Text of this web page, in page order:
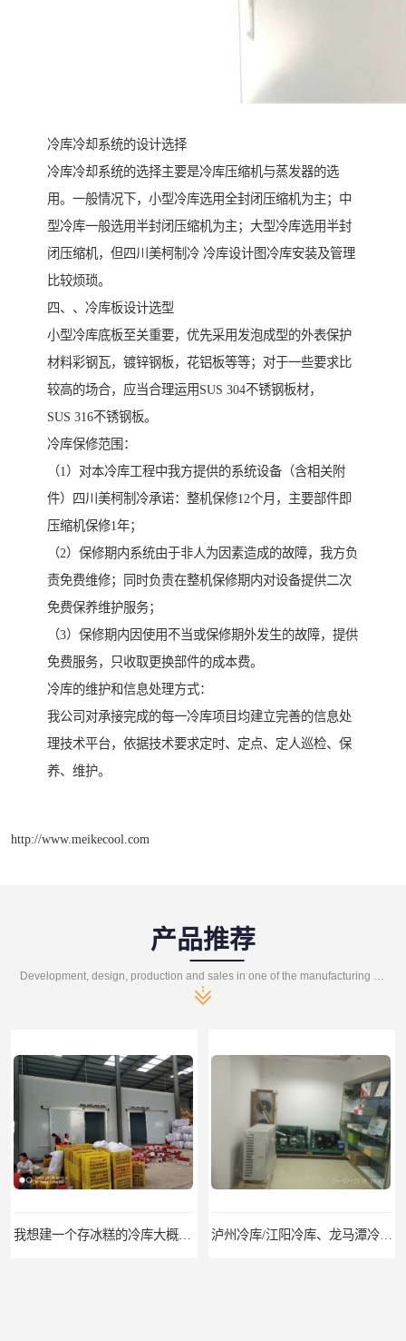
冷库冷却系统的设计选择
冷库冷却系统的选择主要是冷库压缩机与蒸发器的选
用。一般情况下，小型冷库选用全封闭压缩机为主；中
型冷库一般选用半封闭压缩机为主；大型冷库选用半封
闭压缩机，但四川美柯制冷 冷库设计图冷库安装及管理
比较烦琐。
四、、冷库板设计选型
小型冷库底板至关重要，优先采用发泡成型的外表保护
材料彩钢瓦，镀锌钢板，花铝板等等；对于一些要求比
较高的场合，应当合理运用SUS 304不锈钢板材，
SUS 316不锈钢板。
冷库保修范围：
（1）对本冷库工程中我方提供的系统设备（含相关附
件）四川美柯制冷承诺：整机保修12个月，主要部件即
压缩机保修1年；
（2）保修期内系统由于非人为因素造成的故障，我方负
责免费维修；同时负责在整机保修期内对设备提供二次
免费保养维护服务；
（3）保修期内因使用不当或保修期外发生的故障，提供
免费服务，只收取更换部件的成本费。
冷库的维护和信息处理方式：
我公司对承接完成的每一冷库项目均建立完善的信息处
理技术平台，依据技术要求定时、定点、定人巡检、保
养、维护。
http://www.meikecool.com
产品推荐